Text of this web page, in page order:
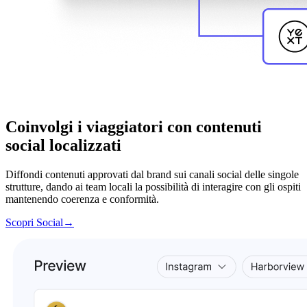
Coinvolgi i viaggiatori con contenuti
social localizzati
Diffondi contenuti approvati dal brand sui canali social delle singole
strutture, dando ai team locali la possibilità di interagire con gli ospiti
mantenendo coerenza e conformità.
Scopri Social →